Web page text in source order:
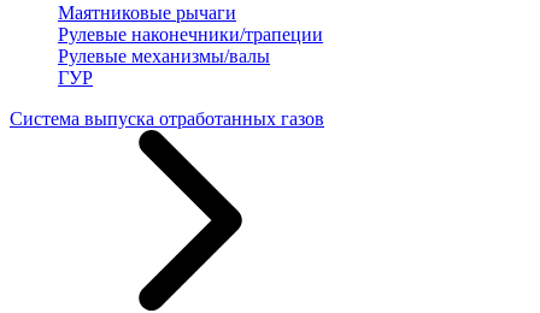
Маятниковые рычаги
Рулевые наконечники/трапеции
Рулевые механизмы/валы
ГУР
Система выпуска отработанных газов